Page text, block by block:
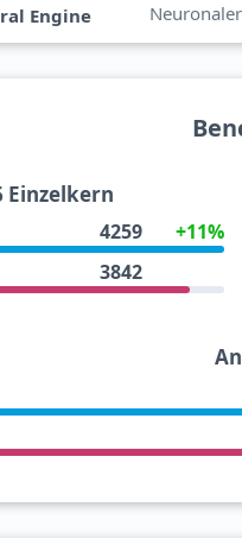
Engine
Einzelkern
4259
+11%
3842